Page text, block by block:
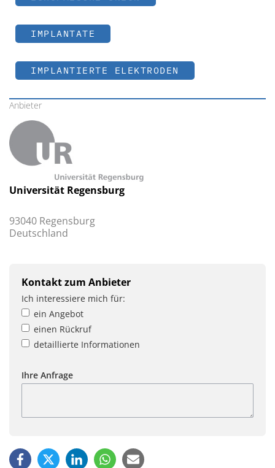
IMPLANTATE
IMPLANTIERTE ELEKTRODEN
Anbieter
Universität Regensburg
93040 Regensburg
Deutschland
Kontakt zum Anbieter
Ich interessiere mich für:
ein Angebot
einen Rückruf
detaillierte Informationen
Ihre Anfrage